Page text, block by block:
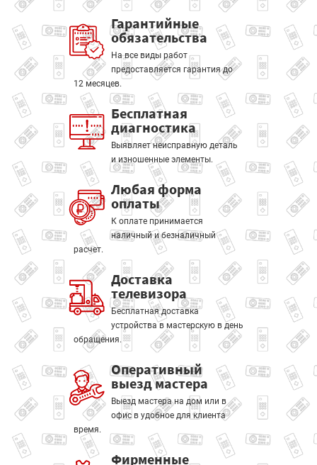
Гарантийные
обязательства
На все виды работ
предоставляется гарантия до
12 месяцев.
Бесплатная
диагностика
Выявляет неисправную деталь
и изношенные элементы.
Любая форма
оплаты
К оплате принимается
наличный и безналичный
расчет.
Доставка
телевизора
Бесплатная доставка
устройства в мастерскую в день
обращения.
Оперативный
выезд мастера
Выезд мастера на дом или в
офис в удобное для клиента
время.
Фирменные